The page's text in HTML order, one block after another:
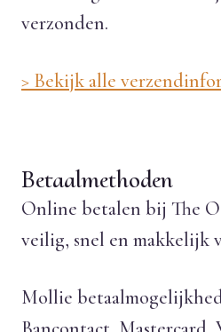
verzonden.
> Bekijk alle
Betaalmethoden
Online betalen bij The
veilig, snel en makkelijk
Mollie